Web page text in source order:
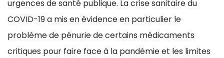
urgences de santé publique. La crise sanitaire du
COVID-19 a mis en évidence en particulier le
problème de pénurie de certains médicaments
critiques pour faire face à la pandémie et les limites